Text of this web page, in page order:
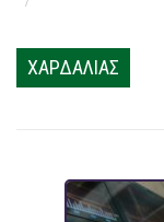
ΧΑΡΔΑΛΙΑΣ